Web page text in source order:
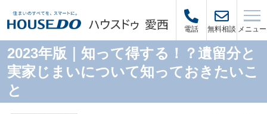
電話 無料相談 メニュー
2023年版｜知って得する！？遺留分と
実家じまいについて知っておきたいこ
と